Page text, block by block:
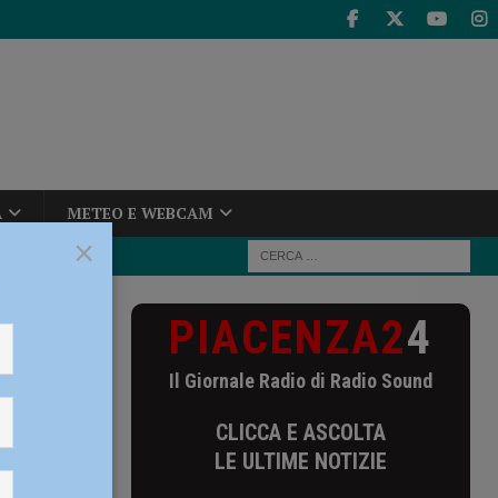
METEO E WEBCAM
Finale
PIACENZA24
Il Giornale Radio di Radio Sound
CLICCA E ASCOLTA
LE ULTIME NOTIZIE
×